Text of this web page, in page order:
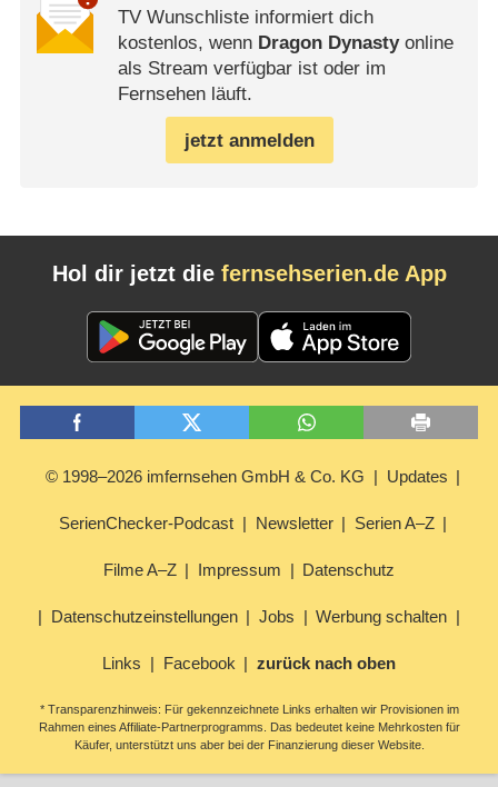
TV Wunschliste informiert dich
kostenlos, wenn Dragon Dynastyonline
als Stream verfügbar ist oder im
Fernsehen läuft.
jetzt anmelden
Hol dir jetzt die fernsehserien.de App
© 1998–2026 imfernsehen GmbH & Co. KG Updates
SerienChecker-Podcast Newsletter Serien A–Z
Filme A–Z Impressum Datenschutz
Datenschutzeinstellungen Jobs Werbung schalten
Links Facebook zurück nach oben
* Transparenzhinweis: Für gekennzeichnete Links erhalten wir Provisionen im
Rahmen eines Affiliate-Partnerprogramms. Das bedeutet keine Mehrkosten für
Käufer, unterstützt uns aber bei der Finanzierung dieser Website.